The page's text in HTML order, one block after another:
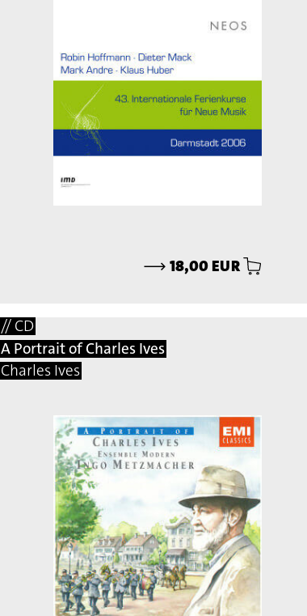
⟶ 18,00 EUR
// CD
A Portrait of Charles Ives
Charles Ives